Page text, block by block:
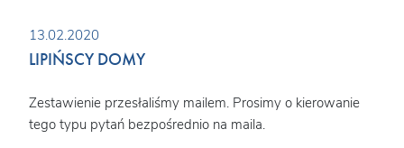
13.02.2020
LIPIŃSCY DOMY
Zestawienie przesłaliśmy mailem. Prosimy o kierowanie
tego typu pytań bezpośrednio na maila.